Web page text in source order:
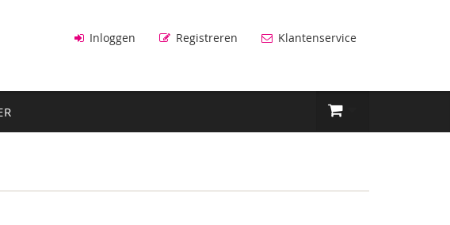
Inloggen Registreren Klantenservice